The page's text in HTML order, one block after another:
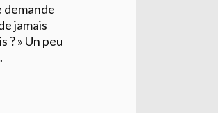
demande
jamais
? » Un peu